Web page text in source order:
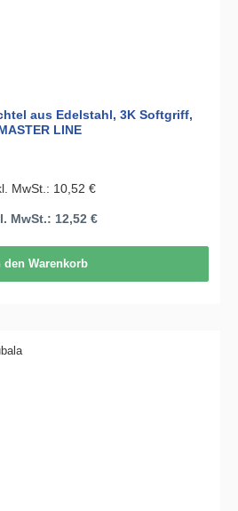
aus Edelstahl, 3K Softgriff,
LINE
MwSt.: 10,52 €
MwSt.: 12,52 €
den Warenkorb